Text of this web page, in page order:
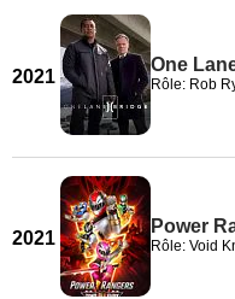
2021
One
Rôle: Rob
2021
Power
Rôle: Void